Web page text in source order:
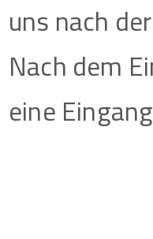
uns nach
Nach dem
eine